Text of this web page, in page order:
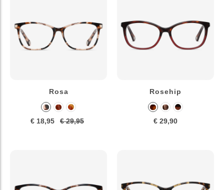
Rosa
€ 18,95 € 29,95
Rosehip
€ 29,90